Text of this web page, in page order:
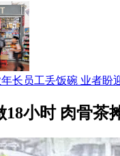
长员工丢饭碗 业者盼
18小时 肉骨茶